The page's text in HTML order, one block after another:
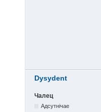
Dysydent
Чалец
Адсутнічае